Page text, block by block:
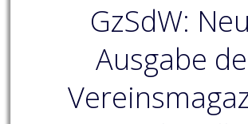
GzSdW:
Ausgabe